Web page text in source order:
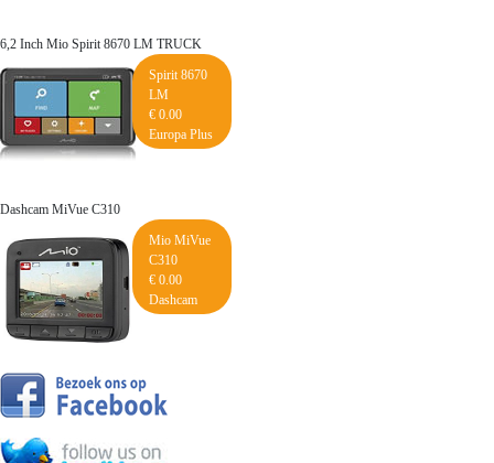
6,2 Inch Mio Spirit 8670 LM TRUCK
Spirit 8670
LM
€ 0.00
Europa Plus
Dashcam MiVue C310
Mio MiVue
C310
€ 0.00
Dashcam